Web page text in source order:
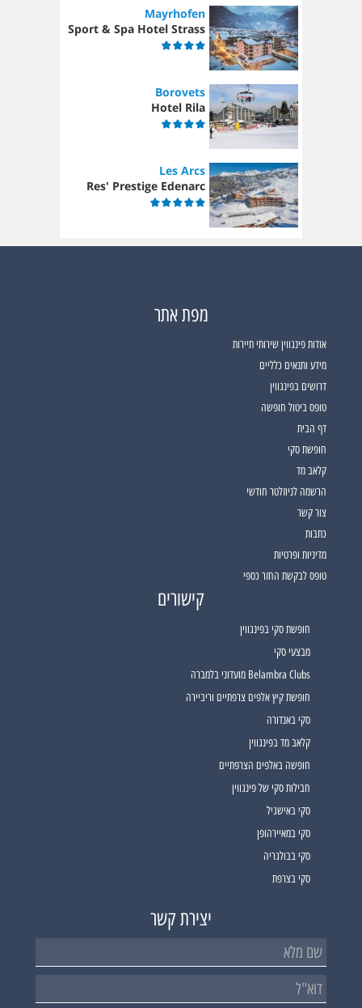
Mayrhofen
Sport & Spa Hotel Strass
Borovets
Hotel Rila
Les Arcs
Res' Prestige Edenarc
מפת אתר
אודות פינגווין שירותי תיירות
מידע ותנאים כלליים
דרושים בפינגווין
טופס ביטול חופשה
דף הבית
חופשת סקי
קלאב מד
הרשמה לניוזלטר חודשי
צור קשר
כתבות
מדיניות ופרטיות
טופס לבקשת החזר כספי
קישורים
חופשת סקי בפינגווין
מבצעי סקי
Belambra Clubs מועדוני בלמברה
חופשת קיץ אלפים צרפתיים וריביירה
סקי באנדורה
קלאב מד בפינגווין
חופשה באלפים הצרפתיים
חבילות סקי של פינגווין
סקי באישגיל
סקי במאיירהופן
סקי בבולגריה
סקי בצרפת
יצירת קשר